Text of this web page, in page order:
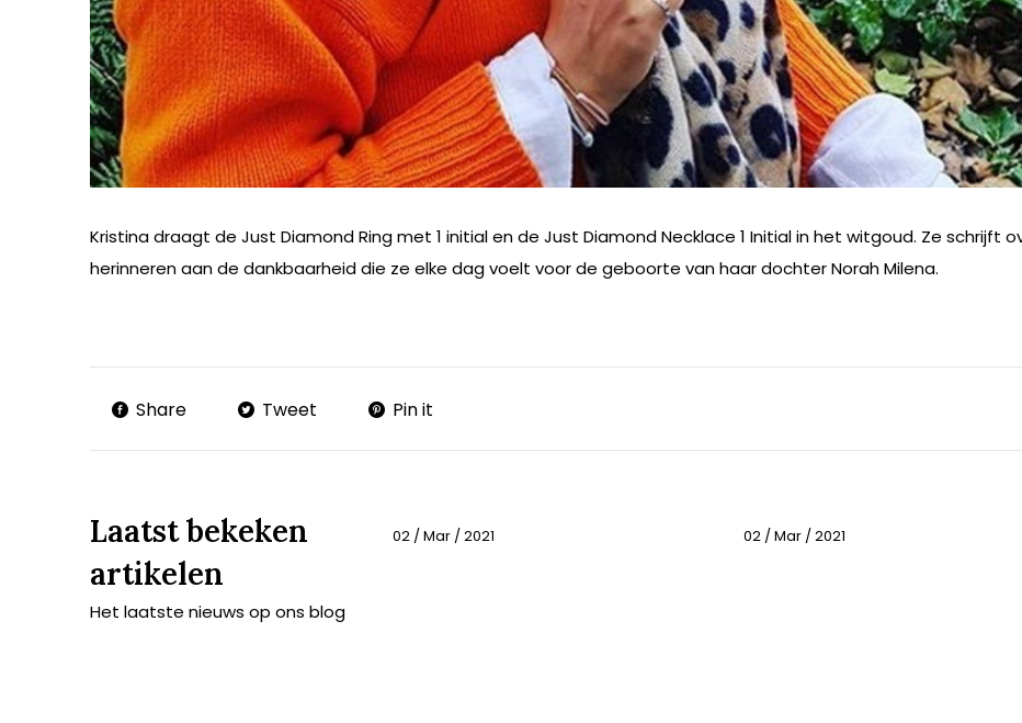
Kristina draagt de Just Diamond Ring met 1 initial en de Just Diamond Necklace 1 Initial in het witgoud. Ze schrijft
herinneren aan de dankbaarheid die ze elke dag voelt voor de geboorte van haar dochter Norah Milena.
Share Tweet Pin it
Laatst bekeken
artikelen
Het laatste nieuws op ons blog
02 / Mar / 2021 02 / Mar / 2021